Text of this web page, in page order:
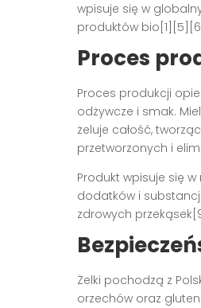
wpisuje się w
produktów
Proces
Proces produkcji
odżywcze i smak.
żeluje całość,
przetworzonych i
Produkt wpisuje się
dodatków i
zdrowych
Żelki pochodzą z
orzechów oraz